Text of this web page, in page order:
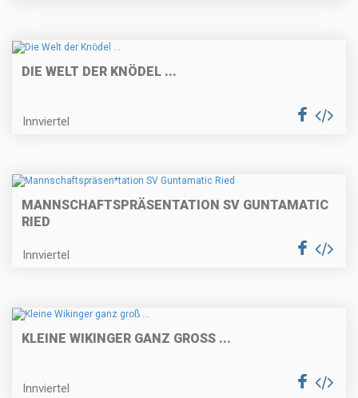
DIE WELT DER KNÖDEL ...
Innviertel
MANNSCHAFTSPRÄSENTATION SV GUNTAMATIC
RIED
Innviertel
KLEINE WIKINGER GANZ GROSS ...
Innviertel